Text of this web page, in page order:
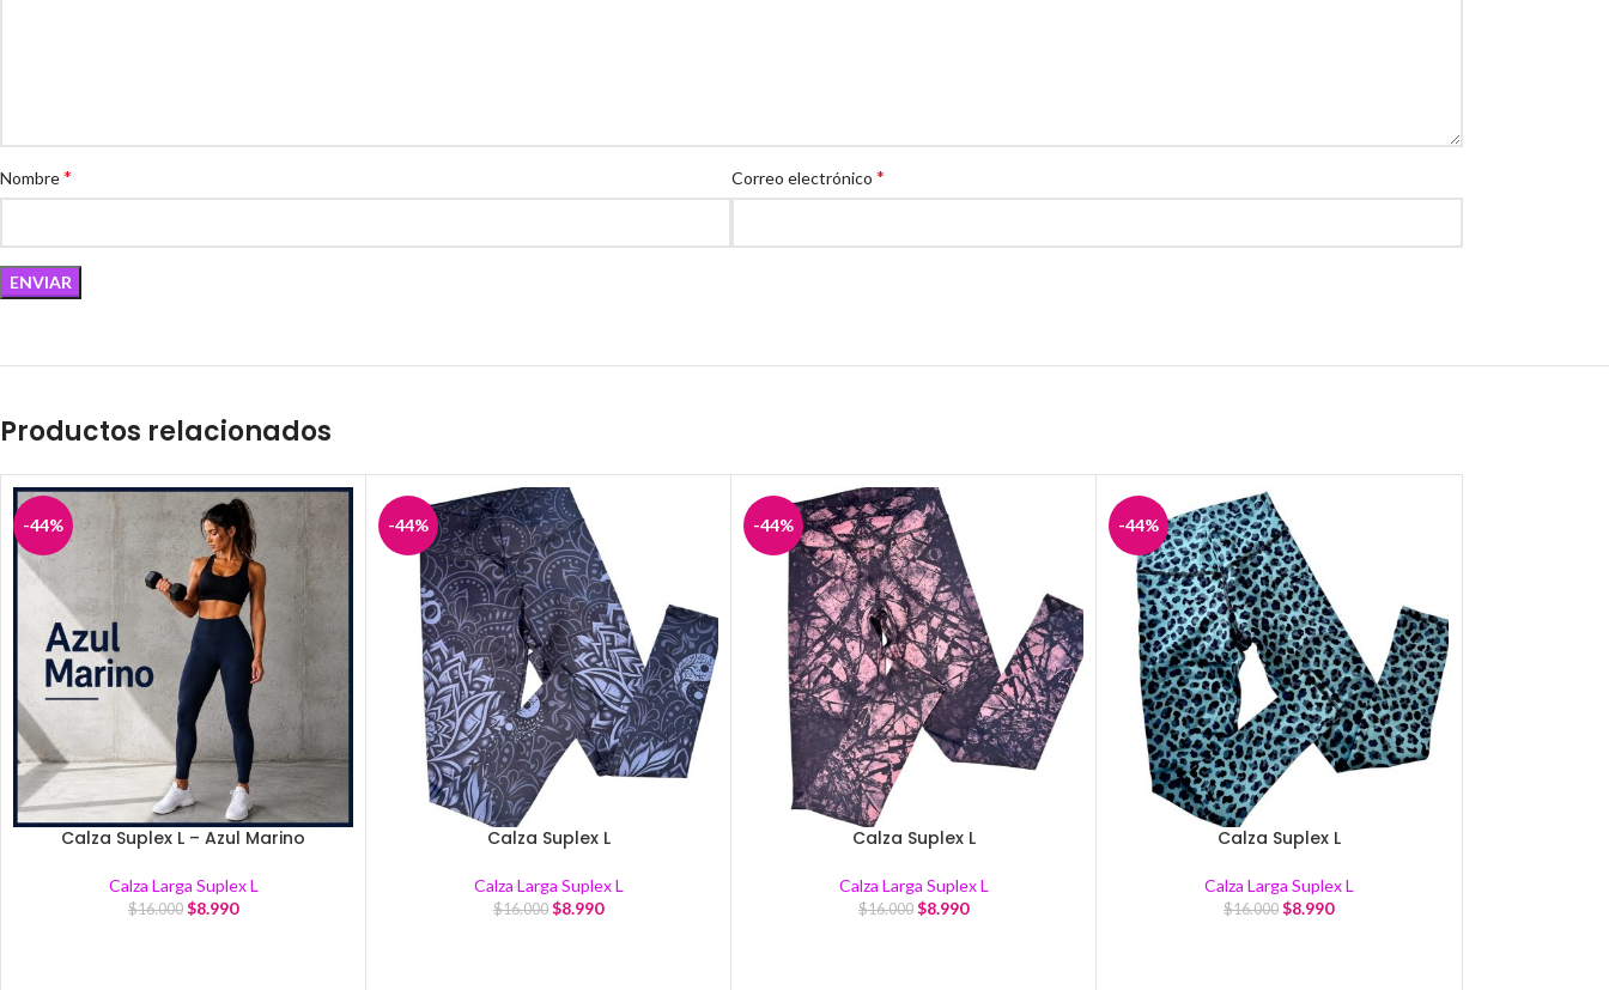
Nombre* Correo electrónico *
Productos relacionados
-44%
Calza Suplex L – Azul Marino
Calza Larga Suplex L
$16.000 $8.990
-44%
Calza Suplex L
Calza Larga Suplex L
$16.000 $8.990
-44%
Calza Suplex L
Calza Larga Suplex L
$16.000 $8.990
-44%
Calza Suplex L
Calza Larga Suplex L
$16.000 $8.990